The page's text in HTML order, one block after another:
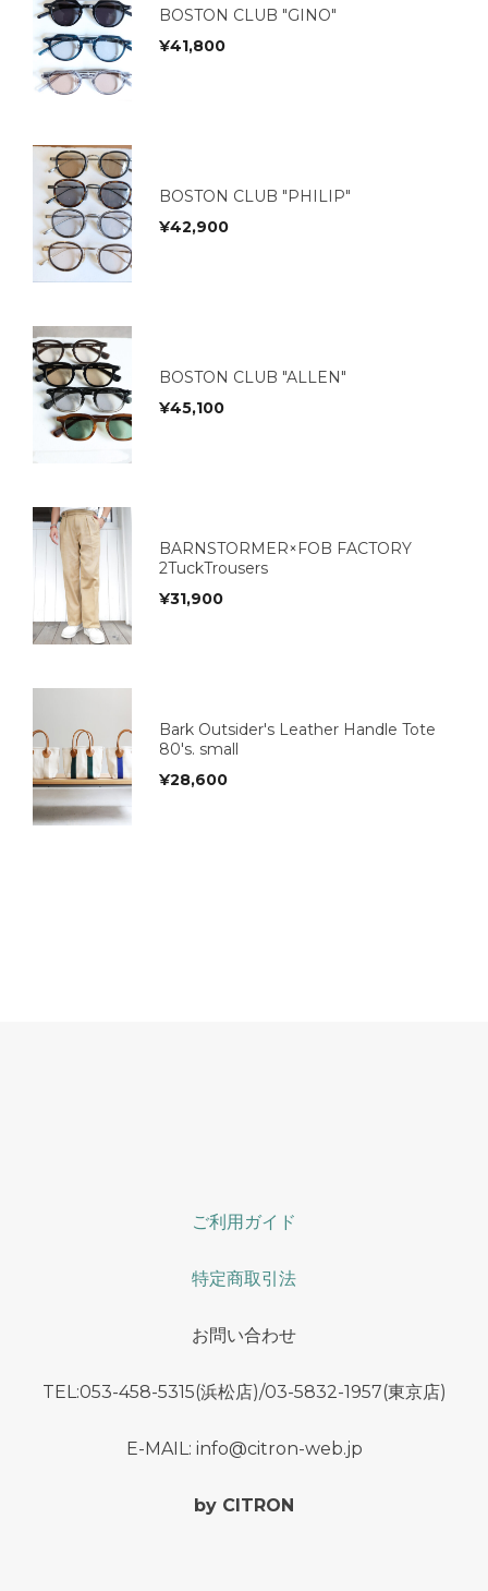
BOSTON CLUB "GINO"
¥41,800
BOSTON CLUB "PHILIP"
¥42,900
BOSTON CLUB "ALLEN"
¥45,100
BARNSTORMER×FOB FACTORY
2TuckTrousers
¥31,900
Bark Outsider's Leather Handle Tote
80's. small
¥28,600
ご利用ガイド
特定商取引法
お問い合わせ
TEL:053-458-5315(浜松店)/03-5832-1957(東京店)
E-MAIL: info@citron-web.jp
by CITRON